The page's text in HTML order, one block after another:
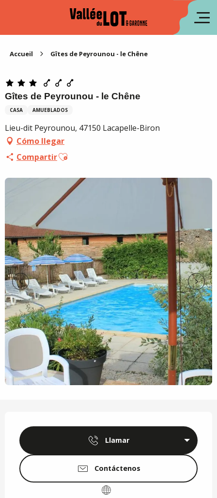
Accueil Gîtes de Peyrounou - le Chêne
Gîtes de Peyrounou - le Chêne
CASA AMUEBLADOS
Lieu-dit Peyrounou, 47150 Lacapelle-Biron
Cómo llegar
CompartirAjouter aux favoris
Llamar
Contáctenos